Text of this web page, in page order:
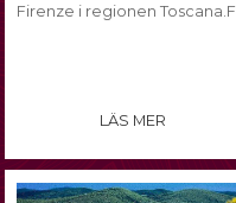
Firenze i regionen Toscana.F
LÄS MER